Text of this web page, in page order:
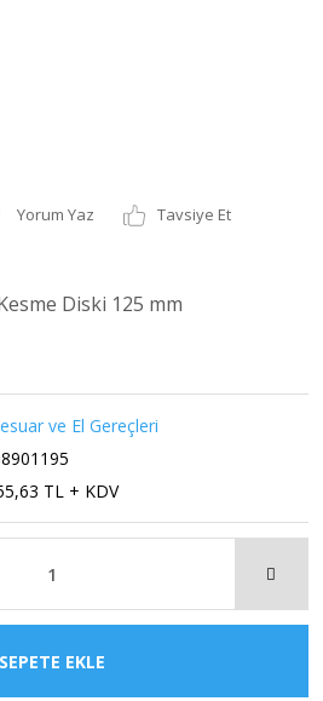
Yorum Yaz
Tavsiye Et
Diski 125 mm
ve El Gereçleri
TL + KDV
SEPETE EKLE